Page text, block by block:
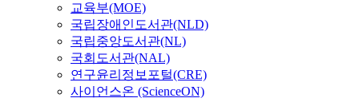
교육부(MOE)
국립장애인도서관(NLD)
국립중앙도서관(NL)
국회도서관(NAL)
연구윤리정보포털(CRE)
사이언스온 (ScienceON)